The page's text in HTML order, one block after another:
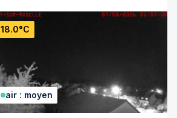
18.0°C
air : moyen